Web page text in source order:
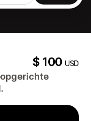
$ 100USD